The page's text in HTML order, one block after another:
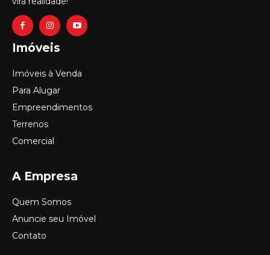
Imóveis
Imóveis à Venda
Para Alugar
Empreendimentos
Terrenos
Comercial
A Empresa
Quem Somos
Anuncie seu Imóvel
Contato